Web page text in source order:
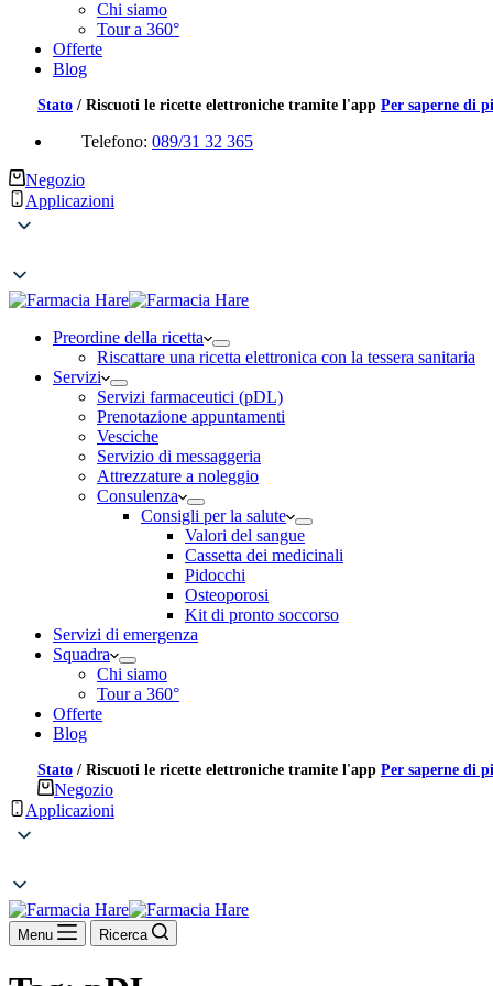
Chi siamo
Tour a 360°
Offerte
Blog
Stato / Riscuoti le ricette elettroniche tramite l'app Per saperne di
Telefono: 089/31 32 365
Negozio
Applicazioni
Preordine della ricetta
Riscattare una ricetta elettronica con la tessera sanitaria
Servizi
Servizi farmaceutici (pDL)
Prenotazione appuntamenti
Vesciche
Servizio di messaggeria
Attrezzature a noleggio
Consulenza
Consigli per la salute
Valori del sangue
Cassetta dei medicinali
Pidocchi
Osteoporosi
Kit di pronto soccorso
Servizi di emergenza
Squadra
Chi siamo
Tour a 360°
Offerte
Blog
Stato / Riscuoti le ricette elettroniche tramite l'app Per saperne di
Negozio
Applicazioni
Menu Ricerca